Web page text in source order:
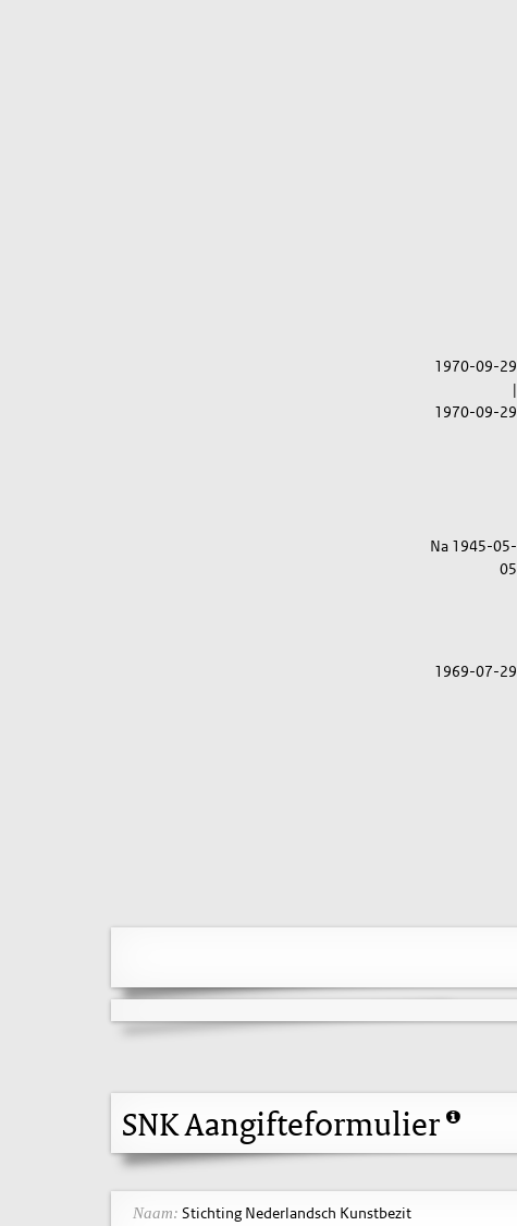
1970-09-29
|
1970-09-29
Na 1945-05-
05
1969-07-29
SNK Aangifteformulier
Naam: Stichting Nederlandsch Kunstbezit